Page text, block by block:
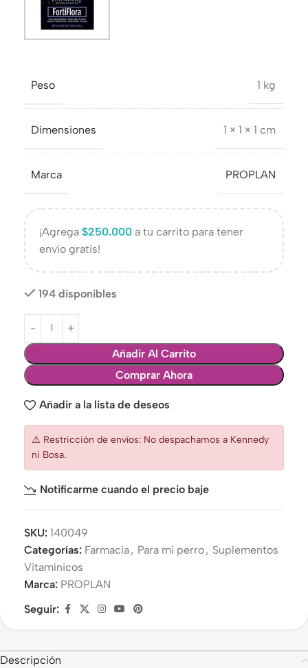
Peso 1 kg
Dimensiones 1 × 1 × 1 cm
Marca PROPLAN
¡Agrega $250.000 a tu carrito para tener
envío gratis!
194 disponibles
Añadir Al Carrito
Comprar Ahora
Añadir a la lista de deseos
⚠️ Restricción de envíos: No despachamos a Kennedy
ni Bosa.
Notificarme cuando el precio baje
SKU: 140049
Categorías: Farmacia, Para mi perro, Suplementos
Vitamínicos
Marca: PROPLAN
Seguir:
Descripción